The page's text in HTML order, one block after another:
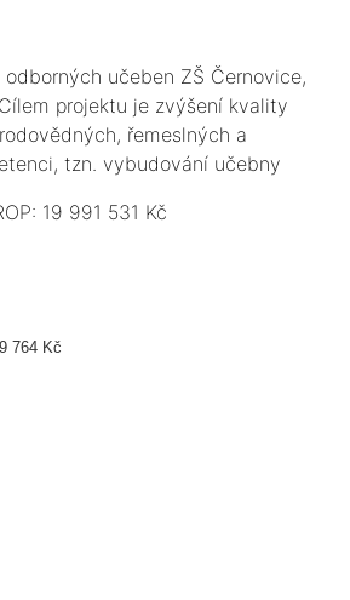
učeben ZŠ Černovice,
projektu je zvýšení kvality
řemeslných a
tzn. vybudování učebny
IT a učebními
19 991 531 Kč
764 Kč